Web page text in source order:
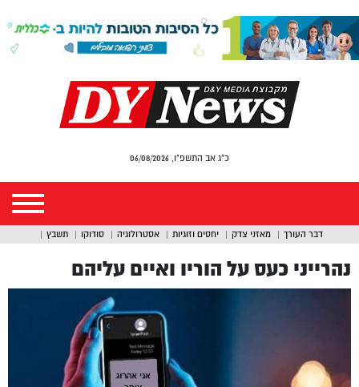
כ"ג אב התשפ"ו, 06/08/2026
דבר העורך מאזני צדק יחסים וזוגיות אסטרולוגיה סודוקו תשבץ
נהרייני כעס על הוריו ואיים עליהם